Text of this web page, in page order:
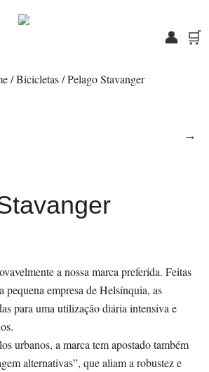
/Bicicletas /Pelago Stavanger
a nossa marca preferida. Feitas
pequena empresa de Helsínquia, as
para uma utilização diária intensiva e
urbanos, a marca tem apostado também
alternativas”, que aliam a robustez e
👤 🛒